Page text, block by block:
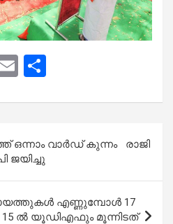
E
ail ar
ഒന്നാം വാർഡ് കുന്നം രാജി
ജയിച്ചു
എണ്ണുമ്പോൾ 17
ൽ യൂഡിഎഫും മൂന്നിടത്